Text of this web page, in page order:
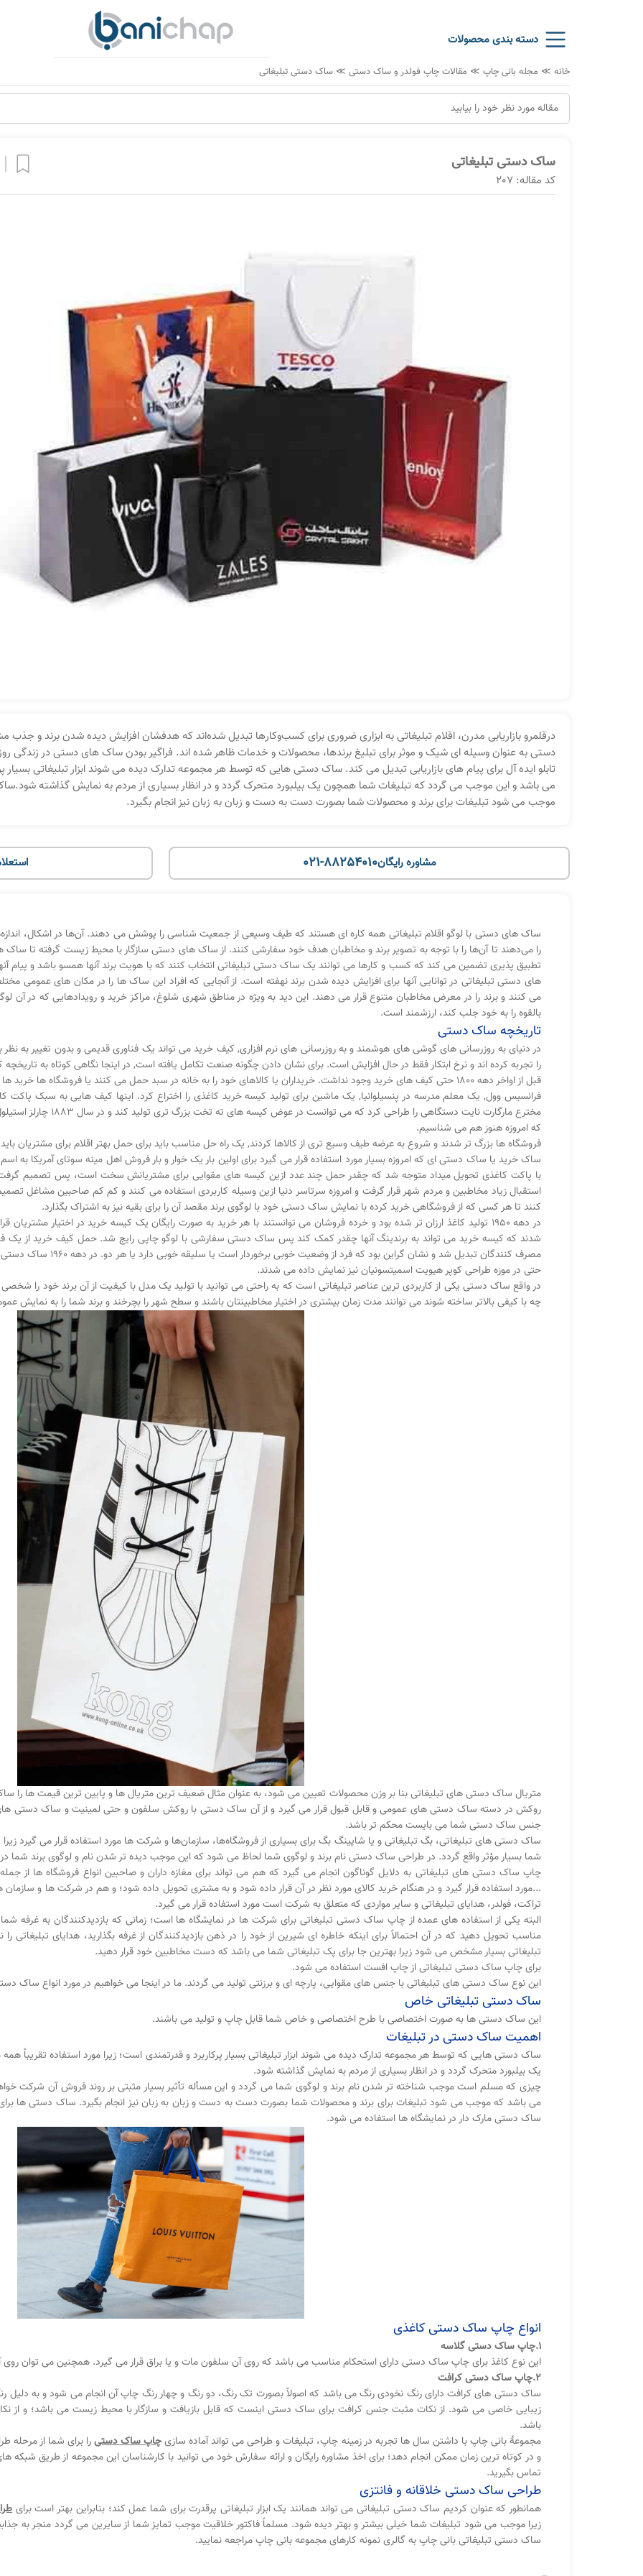
دسته بندی محصولات
خانه ≫ مجله بانی چاپ ≫ مقالات چاپ فولدر و ساک دستی ≫ ساک دستی تبلیغاتی
ساک دستی تبلیغاتی
کد مقاله: 207
درقلمرو بازاریابی مدرن، اقلام تبلیغاتی به ابزاری ضروری برای کسب‌وکارها تبدیل شده‌اند که هدفشان افزایش دیده شدن برند و
دستی به عنوان وسیله ای شیک و موثر برای تبلیغ برندها، محصولات و خدمات ظاهر شده اند. فراگیر بودن ساک های دستی در زندگی
تابلو ایده آل برای پیام های بازاریابی تبدیل می کند. ساک دستی هایی که توسط هر مجموعه تدارک دیده می شوند ابزار تبلیغاتی بسیار
می باشد و این موجب می گردد که تبلیغات شما همچون یک بیلبورد متحرک گردد و در انظار بسیاری از مردم به نمایش گذاشته
موجب می شود تبلیغات برای برند و محصولات شما بصورت دست به دست و زبان به زبان نیز انجام بگیرد.
مشاوره رایگان021-88254010
ساک های دستی با لوگو اقلام تبلیغاتی همه کاره ای هستند که طیف وسیعی از جمعیت شناسی را پوشش می دهند. آن‌ها در اشکال،
را می‌دهند تا آن‌ها را با توجه به تصویر برند و مخاطبان هدف خود سفارشی کنند. از ساک های دستی سازگار با محیط زیست گرفته تا
تطبیق پذیری تضمین می کند که کسب و کارها می توانند یک ساک دستی تبلیغاتی انتخاب کنند که با هویت برند آنها همسو باشد و پیام
های دستی تبلیغاتی در توانایی آنها برای افزایش دیده شدن برند نهفته است. از آنجایی که افراد این ساک ها را در مکان های عمومی
می کنند و برند را در معرض مخاطبان متنوع قرار می دهند. این دید به ویژه در مناطق شهری شلوغ، مراکز خرید و رویدادهایی که در آن
بالقوه را به خود جلب کند، ارزشمند است.
تاریخچه ساک دستی
در دنیای به روزرسانی های گوشی های هوشمند و به روزرسانی های نرم افزاری, کیف خرید می تواند یک فناوری قدیمی و بدون تغییر به نظر
را تجربه کرده اند و نرخ ابتکار فقط در حال افزایش است. برای نشان دادن چگونه صنعت تکامل یافته است, در اینجا نگاهی کوتاه به
قبل از اواخر دهه 1800 حتی کیف های خرید وجود نداشت. خریداران یا کالاهای خود را به خانه در سبد حمل می کنند یا فروشگاه ها خرید ها را درب منازل تحویل می دادند.
مخترع مارگارت نایت دستگاهی
که امروزه هنوز هم می شناسیم.
فروشگاه ها بزرگ تر شدند و شروع به عرضه طیف وسیع تری از کالاها کردند, یک راه حل مناسب باید برای حمل بهتر اقلام برای مشتریان
ساک خرید یا ساک دستی ای که امروزه بسیار مورد استفاده قرار می گیرد برای اولین بار یک خوار و بار فروش اهل مینه سوتای آمریکا به
با پاکت کاغذی تحویل میداد متوجه شد که چقدر حمل چند عدد ازین کیسه های مقوایی برای مشتریانش سخت است، پس تصمیم گرفت با
استقبال زیاد مخاطبین و مردم شهر قرار گرفت و امروزه سرتاسر دنیا ازین وسیله کاربردی استفاده می کنند و کم کم صاحبین مشاغل
کنند تا هر کسی که از فروشگاهی خرید کرده با نمایش ساک دستی خود با لوگوی برند مقصد آن را برای بقیه نیز به اشتراک بگذارد.
در دهه 1950 تولید کاغذ ارزان تر شده بود و خرده فروشان می توانستند با هر خرید به صورت رایگان یک کیسه خرید در اختیار
شدند که کیسه خرید می تواند به برندینگ آنها چقدر کمک کند پس ساک دستی سفارشی با لوگو چاپی رایج شد. حمل کیف خرید از یک
مصرف کنندگان تبدیل شد و نشان گراین بود که فرد از وضعیت خوبی برخوردار است یا سلیقه خوبی دارد یا هر دو. در دهه 1960
ساک دستی
حتی در موزه طراحی کوپر هیویت اسمیتسونیان نیز نمایش داده می شدند.
در واقع ساک دستی یکی از کاربردی ترین عناصر تبلیغاتی است که به راحتی می توانید با تولید یک مدل با کیفیت از آن برند خود را
چه با کیفی بالاتر ساخته شوند می توانند مدت زمان بیشتری در اختیار مخاطبینتان باشند و سطح شهر را بچرخند و برند شما را به نمایش
متریال ساک دستی های تبلیغاتی بنا بر وزن محصولات تعیین می شود، به عنوان مثال ضعیف ترین متریال ها و پایین ترین قیمت ها
روکش در دسته ساک دستی های عمومی و قابل قبول قرار می گیرد و از آن ساک دستی با روکش سلفون و حتی لمینیت و ساک دستی های
جنس ساک دستی شما می بایست محکم تر باشد.
ساک دستی های تبلیغاتی، بگ تبلیغاتی و یا شاپینگ بگ برای بسیاری از فروشگاه‌ها، سازمان‌ها و شرکت ها مورد استفاده قرار می گیرد
شما بسیار مؤثر واقع گردد. در طراحی ساک دستی نام برند و لوگوی شما لحاظ می شود که این موجب دیده تر شدن نام و لوگوی برند شما
چاپ ساک دستی های تبلیغاتی به دلایل گوناگون انجام می گیرد که هم می تواند برای مغازه داران و صاحبین انواع فروشگاه ها از
...مورد استفاده قرار گیرد و در هنگام خرید کالای مورد نظر در آن قرار داده شود و به مشتری تحویل داده شود؛ و هم در شرکت ها و سازمان
تراکت، فولدر، هدایای تبلیغاتی و سایر مواردی که متعلق به شرکت است مورد استفاده قرار می گیرد.
البته یکی از استفاده های عمده از چاپ ساک دستی تبلیغاتی برای شرکت ها در نمایشگاه ها است؛ زمانی که بازدیدکنندگان به غرفه
مناسب تحویل دهید که در آن احتمالاً برای اینکه خاطره ای شیرین از خود را در ذهن بازدیدکنندگان از غرفه بگذارید، هدایای تبلیغاتی
تبلیغاتی بسیار مشخص می شود زیرا بهترین جا برای پک تبلیغاتی شما می باشد که دست مخاطبین خود قرار دهید.
برای چاپ ساک دستی تبلیغاتی از چاپ افست استفاده می شود.
این نوع ساک دستی های تبلیغاتی با جنس های مقوایی، پارچه ای و برزنتی تولید می گردند. ما در اینجا می خواهیم در مورد انواع ساک
ساک دستی تبلیغاتی خاص
این ساک دستی ها به صورت اختصاصی با طرح اختصاصی و خاص شما قابل چاپ و تولید می باشند.
اهمیت ساک دستی در تبلیغات
ساک دستی هایی که توسط هر مجموعه تدارک دیده می شوند ابزار تبلیغاتی بسیار پرکاربرد و قدرتمندی است؛ زیرا مورد استفاده
یک بیلبورد متحرک گردد و در انظار بسیاری از مردم به نمایش گذاشته شود.
چیزی که مسلم است موجب شناخته تر شدن نام برند و لوگوی شما می گردد و این مسأله تأثیر بسیار مثبتی بر روند فروش آن شرکت
می باشد که موجب می شود تبلیغات برای برند و محصولات شما بصورت دست به دست و زبان به زبان نیز انجام بگیرد. ساک دستی ها
ساک دستی مارک دار در نمایشگاه ها استفاده می شود.
انواع چاپ ساک دستی کاغذی
1.چاپ ساک دستی گلاسه
این نوع کاغذ برای چاپ ساک دستی دارای استحکام مناسب می باشد که روی آن سلفون مات و یا براق قرار می گیرد. همچنین می توان
2.چاپ ساک دستی کرافت
ساک دستی های کرافت دارای رنگ نخودی رنگ می باشد که اصولاً بصورت تک رنگ، دو رنگ و چهار رنگ چاپ آن انجام می شود و به دلیل
زیبایی خاصی می شود. از نکات مثبت جنس کرافت برای ساک دستی اینست که قابل بازیافت و سازگار با محیط زیست می باشد؛ و
باشد.
مجموعۀ بانی چاپ با داشتن سال ها تجربه در زمینه چاپ، تبلیغات و طراحی می تواند آماده سازیچاپ ساک دستیرا برای شما از
و در کوتاه ترین زمان ممکن انجام دهد؛ برای اخذ مشاوره رایگان و ارائه سفارش خود می توانید با کارشناسان این مجموعه از طریق شبکه
تماس بگیرید.
طراحی ساک دستی خلاقانه و فانتزی
همانطور که عنوان کردیم ساک دستی تبلیغاتی می تواند همانند یک ابزار تبلیغاتی پرقدرت برای شما عمل کند؛ بنابراین بهتر است برای
زیرا موجب می شود تبلیغات شما خیلی بیشتر و بهتر دیده شود. مسلماً فاکتور خلاقیت موجب تمایز شما از سایرین می گردد منجر به
ساک دستی تبلیغاتی بانی چاپ به گالری نمونه کارهای مجموعه بانی چاپ مراجعه نمایید.